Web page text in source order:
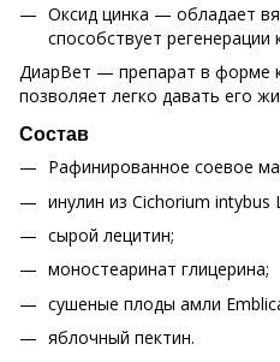
Оксид цинка — обладает
способствует регенерации
ДиарВет — препарат в форме
позволяет легко давать его
Состав
Рафинированное соевое
инулин из Cichorium intybus
сырой лецитин;
моностеаринат глицерина;
сушеные плоды амли
яблочный пектин.